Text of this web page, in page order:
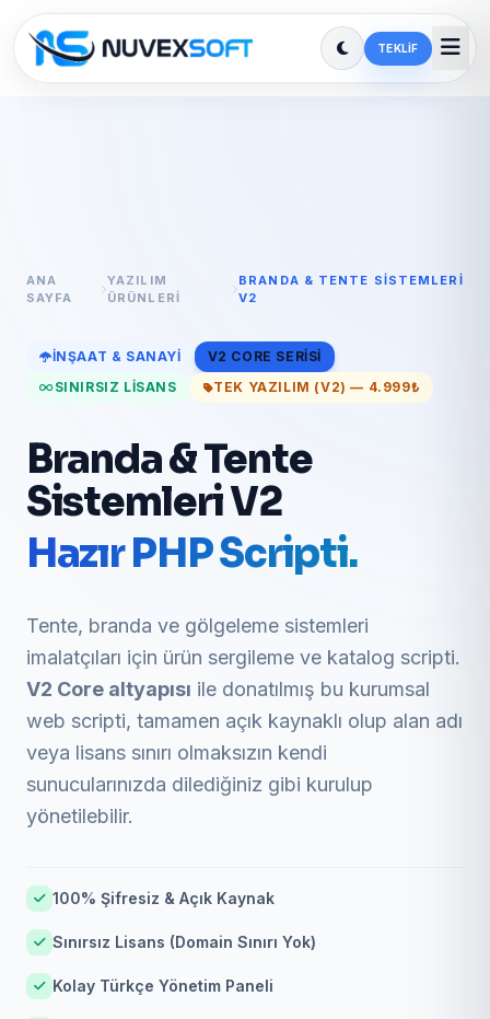
TEKLIF
ANA
SAYFA
YAZILIM
ÜRÜNLERI
BRANDA & TENTE SISTEMLERI
V2
İNŞAAT & SANAYI
V2 CORE SERISI
SINIRSIZ LISANS
TEK YAZILIM (V2) — 4.999₺
Branda & Tente
Sistemleri V2
Hazır PHP Scripti.
Tente, branda ve gölgeleme sistemleri
imalatçıları için ürün sergileme ve katalog scripti.
V2 Core altyapısı ile donatılmış bu kurumsal
web scripti, tamamen açık kaynaklı olup alan adı
veya lisans sınırı olmaksızın kendi
sunucularınızda dilediğiniz gibi kurulup
yönetilebilir.
100% Şifresiz & Açık Kaynak
Sınırsız Lisans (Domain Sınırı Yok)
Kolay Türkçe Yönetim Paneli